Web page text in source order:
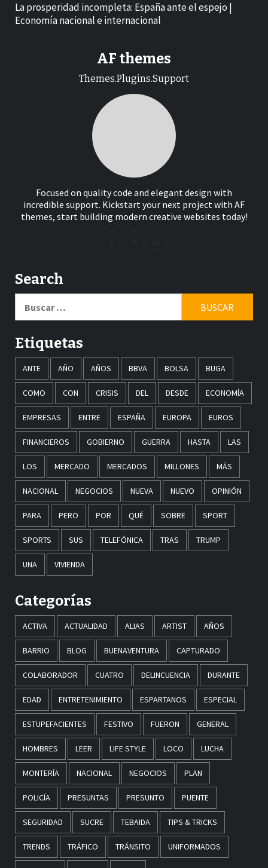
La prosperidad incompleta: España ante el espejo |
Economía nacional e internacional
AF themes
Themes.Plugins.Support
Focused on quality code and elegant design with
incredible support. Kickstart your next project with AF
themes, start building modern creative websites today!
Search
Etiquetas
ANTE AÑO AÑOS BBVA BOLSA BUGA
COMO CON CRISIS DEL DESDE ECONOMÍA
EMPRESAS ENTRE ESPAÑA EUROPA EUROS
FINANCIEROS GOBIERNO GUERRA HASTA LAS
LOS MERCADO MERCADOS MILLONES MÁS
NACIONAL NEGOCIOS NUEVA NUEVO OPINIÓN
PARA PERO POR QUÉ SOBRE SPORT
SPORTS SUS TELEFÓNICA TRAS TRUMP
UNA VIVIENDA
Categorías
ACTIVA ACTUALIDAD ALIAS ARTIST AÑOS
BARRIO BLOG BUENAVENTURA CAPTURADO
COLABORADOR CUATRO DELINCUENCIA DURANTE
EDAD ENTRETENIMIENTO ESPARTANOS ESPECIAL
ESTUPEFACIENTES FESTIVO FUERON GENERAL
HOMBRES LEER LIFE STYLE LOCO LUCHA
MONTERÍA NACIONAL NEGOCIOS PLAN
POLICÍA PRESUNTAS PRESUNTO PUENTE
SEGURIDAD SUCRE TEBAIDA TIPS & TRICKS
TRENDS TRÁFICO TRÁNSITO UNIFORMADOS